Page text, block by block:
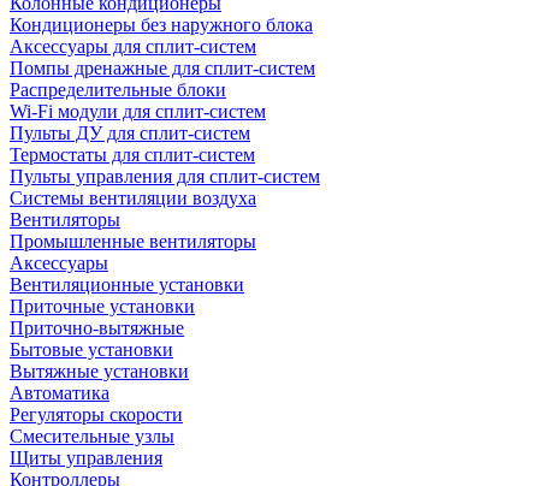
Кондиционеры без наружного блока
Аксессуары для сплит-систем
Помпы дренажные для сплит-систем
Распределительные блоки
Wi-Fi модули для сплит-систем
Пульты ДУ для сплит-систем
Термостаты для сплит-систем
Пульты управления для сплит-систем
Системы вентиляции воздуха
Вентиляторы
Промышленные вентиляторы
Аксессуары
Вентиляционные установки
Приточные установки
Приточно-вытяжные
Бытовые установки
Вытяжные установки
Автоматика
Регуляторы скорости
Смесительные узлы
Щиты управления
Контроллеры